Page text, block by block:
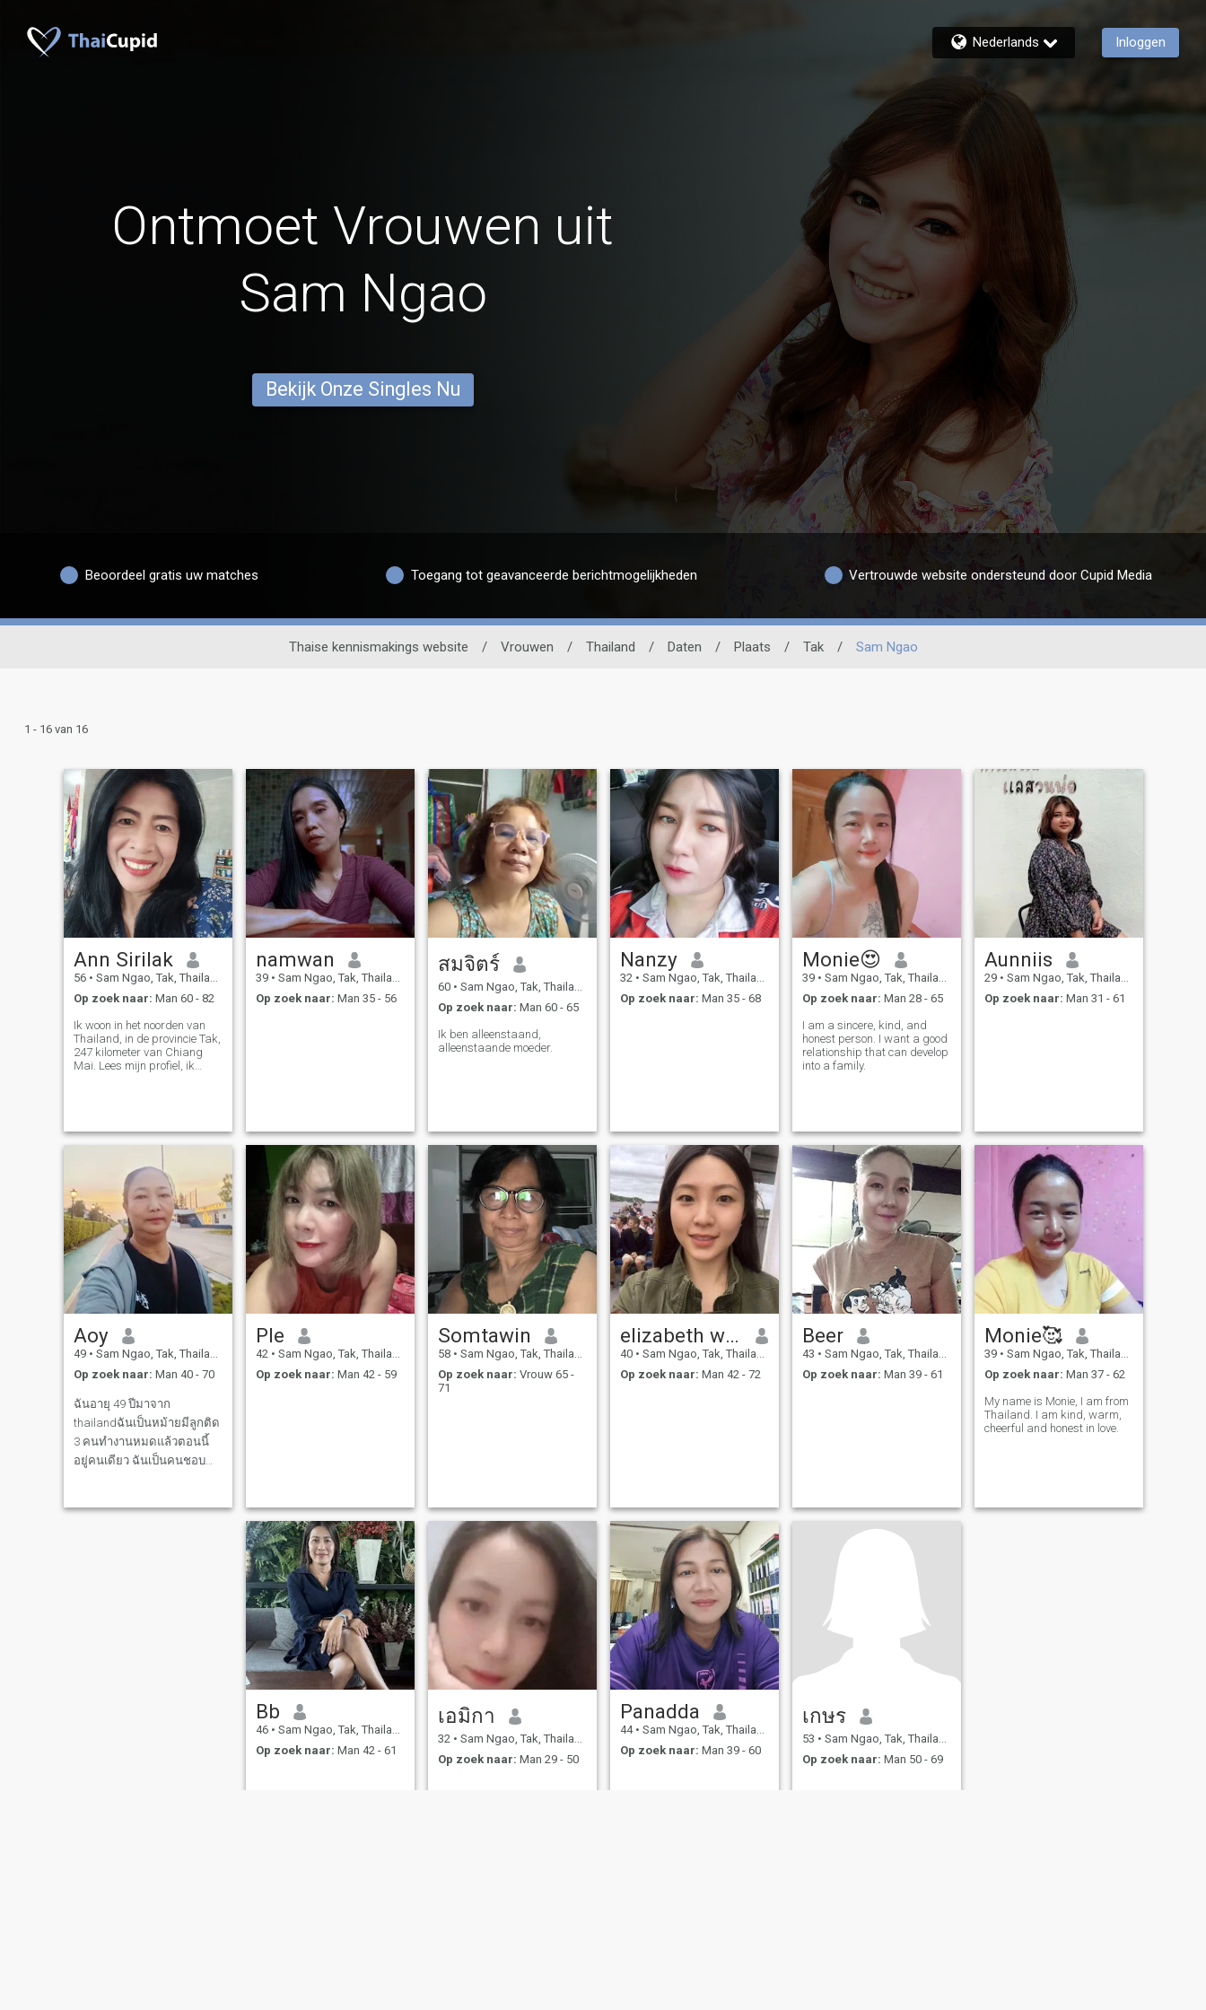
Nederlands Inloggen
Ontmoet Vrouwen uit
Sam Ngao
Bekijk Onze Singles Nu
Beoordeel gratis uw matches Toegang tot geavanceerde berichtmogelijkheden Vertrouwde website ondersteund door Cupid Media
Thaise kennismakings website / Vrouwen / Thailand / Daten / Plaats / Tak / Sam Ngao
1 - 16 van 16
Ann Sirilak
56 • Sam Ngao, Tak, Thailand
Op zoek naar: Man 60 - 82
Ik woon in het noorden van
Thailand, in de provincie Tak,
247 kilometer van Chiang
Mai. Lees mijn profiel, ik
alsjeblieft geen contact met
me.
namwan
39 • Sam Ngao, Tak, Thailand
Op zoek naar: Man 35 - 56
สมจิตร์
60 • Sam Ngao, Tak, Thailand
Op zoek naar: Man 60 - 65
Ik ben alleenstaand,
alleenstaande moeder.
Nanzy
32 • Sam Ngao, Tak, Thailand
Op zoek naar: Man 35 - 68
Monie😍
39 • Sam Ngao, Tak, Thailand
Op zoek naar: Man 28 - 65
I am a sincere, kind, and
honest person. I want a good
relationship that can develop
into a family.
Aunniis
29 • Sam Ngao, Tak, Thailand
Op zoek naar: Man 31 - 61
Aoy
49 • Sam Ngao, Tak, Thailand
Op zoek naar: Man 40 - 70
ฉันอายุ 49 ปีมาจาก
thailandฉันเป็นหม้ายมีลูกติด
3 คนทำงานหมดแล้วตอนนี้
อยู่คนเดียว ฉันเป็นคนชอบทำ
Ple
42 • Sam Ngao, Tak, Thailand
Op zoek naar: Man 42 - 59
Somtawin
58 • Sam Ngao, Tak, Thailand
Op zoek naar: Vrouw 65 -
71
elizabeth walker
40 • Sam Ngao, Tak, Thailand
Op zoek naar: Man 42 - 72
Beer
43 • Sam Ngao, Tak, Thailand
Op zoek naar: Man 39 - 61
Monie🥰
39 • Sam Ngao, Tak, Thailand
Op zoek naar: Man 37 - 62
My name is Monie, I am from
Thailand. I am kind, warm,
cheerful and honest in love.
Bb
46 • Sam Ngao, Tak, Thailand
Op zoek naar: Man 42 - 61
เอมิกา
32 • Sam Ngao, Tak, Thailand
Op zoek naar: Man 29 - 50
Panadda
44 • Sam Ngao, Tak, Thailand
Op zoek naar: Man 39 - 60
เกษร
53 • Sam Ngao, Tak, Thailand
Op zoek naar: Man 50 - 69